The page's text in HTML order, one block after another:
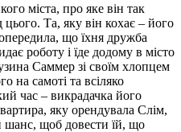
міста, про яке він так
цього. Та, яку він кохає – його
що їхня дружба
роботу і їде додому в місто
Саммер зі своїм хлопцем
на самоті та всіляко
час – викрадачка його
яку орендувала Слім,
шанс, щоб довести їй, що